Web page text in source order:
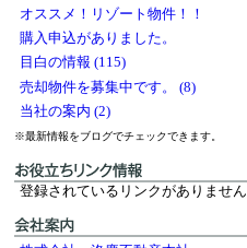
オススメ！リゾート物件！！
購入申込がありました。
目白の情報 (115)
売却物件を募集中です。 (8)
当社の案内 (2)
※最新情報をブログでチェックできます。
登録されているリンクがありません